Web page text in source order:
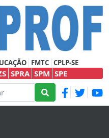
FMTC CPLP-SE
SPRA SPM SPE